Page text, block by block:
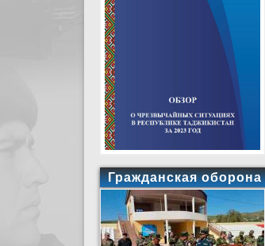
Гражданская оборона